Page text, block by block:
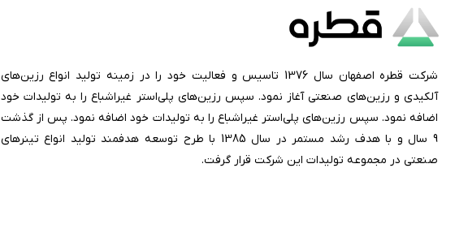
شرکت قطره اصفهان سال 1376 تاسیس و فعالیت خود را در زمینه تولید انواع رزین‌های
آلکیدی و رزین‌های صنعتی آغاز نمود. سپس رزین‌های پلی‌استر غیراشباع را به تولیدات خود
اضافه نمود. سپس رزین‌های پلی‌استر غیراشباع را به تولیدات خود اضافه نمود. پس از گذشت
9 سال و با هدف رشد مستمر در سال 1385 با طرح توسعه هدفمند تولید انواع تینرهای
صنعتی در مجموعه تولیدات این شرکت قرار گرفت.